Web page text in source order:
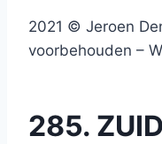
2021 © Jeroen
voorbehouden –
285.